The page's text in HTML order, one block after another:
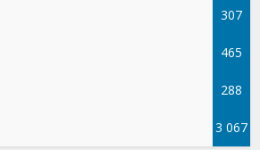
307
465
288
3 067